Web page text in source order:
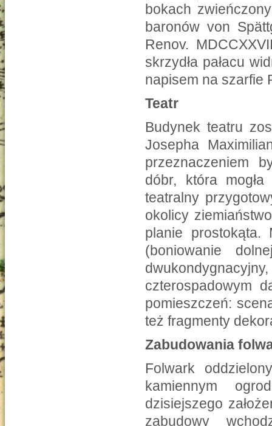
bokach
baronów von
Renov.
skrzydła pałacu
napisem na szarfie
Teatr
Budynek teatru
Josepha
przeznaczeniem
dóbr, która
teatralny
okolicy
planie prostokąta.
(boniowanie
czterospadowym
pomieszczeń:
też fragmenty
Zabudowania
Folwark
kamiennym
dzisiejszego
zabudowy